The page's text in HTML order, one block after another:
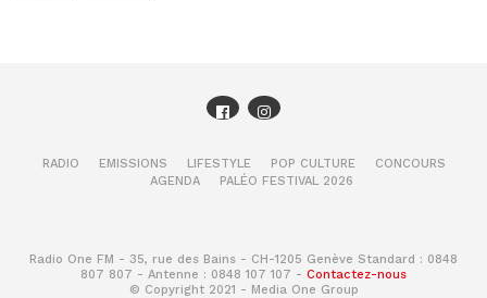
RADIO EMISSIONS LIFESTYLE POP CULTURE
CONCOURS
AGENDA
PALÉO FESTIVAL 2026
Radio One FM - 35, rue des Bains - CH-1205 Genève Standard : 0848
807 807 - Antenne : 0848 107 107 - Contactez-nous
© Copyright 2021 - Media One Group